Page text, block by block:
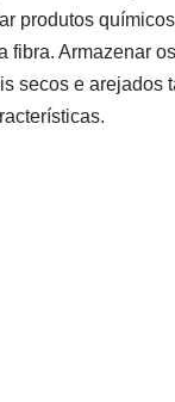
produtos
fibra. Armazenar
secos e arejados